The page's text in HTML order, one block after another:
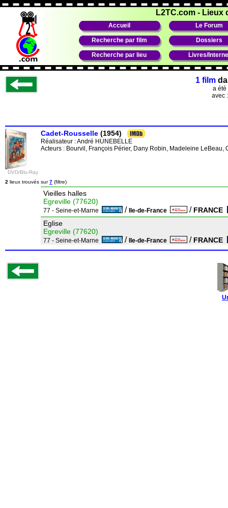
L2TC.com - Lieux
Accueil Le Forum
Recherche par film Dossiers
Recherche par lieu Livres/
1 film
a
avec
DVD/Blu-Ray
Cadet-Rousselle (1954)
Réalisateur :André HUNEBELLE
Acteurs : Bourvil, François Périer, Dany Robin, Madeleine LeBeau,
2 lieux trouvés sur7 (filtre)
Vieilles halles
Egreville (77620)
77 - Seine-et-Marne / Ile-de-France / FRANCE
Eglise
Egreville (77620)
77 - Seine-et-Marne / Ile-de-France / FRANCE